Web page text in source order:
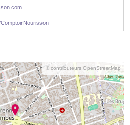
© contributeurs OpenStreetMap